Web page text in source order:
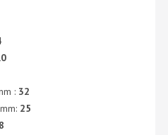
: 32
25